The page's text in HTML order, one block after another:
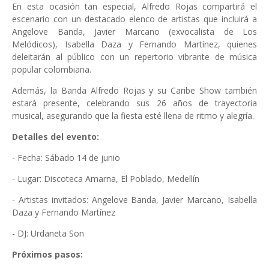
En esta ocasión tan especial, Alfredo Rojas compartirá el
escenario con un destacado elenco de artistas que incluirá a
Angelove Banda, Javier Marcano (exvocalista de Los
Melódicos), Isabella Daza y Fernando Martínez, quienes
deleitarán al público con un repertorio vibrante de música
popular colombiana.
Además, la Banda Alfredo Rojas y su Caribe Show también
estará presente, celebrando sus 26 años de trayectoria
musical, asegurando que la fiesta esté llena de ritmo y alegría.
Detalles del evento:
- Fecha: Sábado 14 de junio
- Lugar: Discoteca Amarna, El Poblado, Medellín
- Artistas invitados: Angelove Banda, Javier Marcano, Isabella
Daza y Fernando Martínez
- DJ: Urdaneta Son
Próximos pasos: